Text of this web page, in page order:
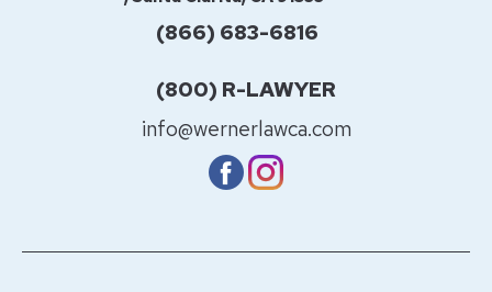
(866) 683-6816
(800) R-LAWYER
info@wernerlawca.com